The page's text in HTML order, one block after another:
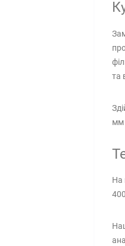
та
мм
На